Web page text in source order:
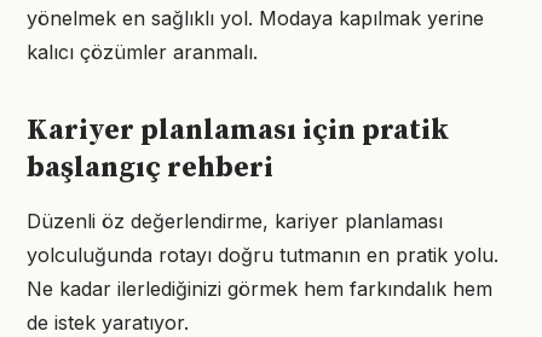
yönelmek en sağlıklı yol. Modaya kapılmak yerine
kalıcı çözümler aranmalı.
Kariyer planlaması için pratik
başlangıç rehberi
Düzenli öz değerlendirme, kariyer planlaması
yolculuğunda rotayı doğru tutmanın en pratik yolu.
Ne kadar ilerlediğinizi görmek hem farkındalık hem
de istek yaratıyor.